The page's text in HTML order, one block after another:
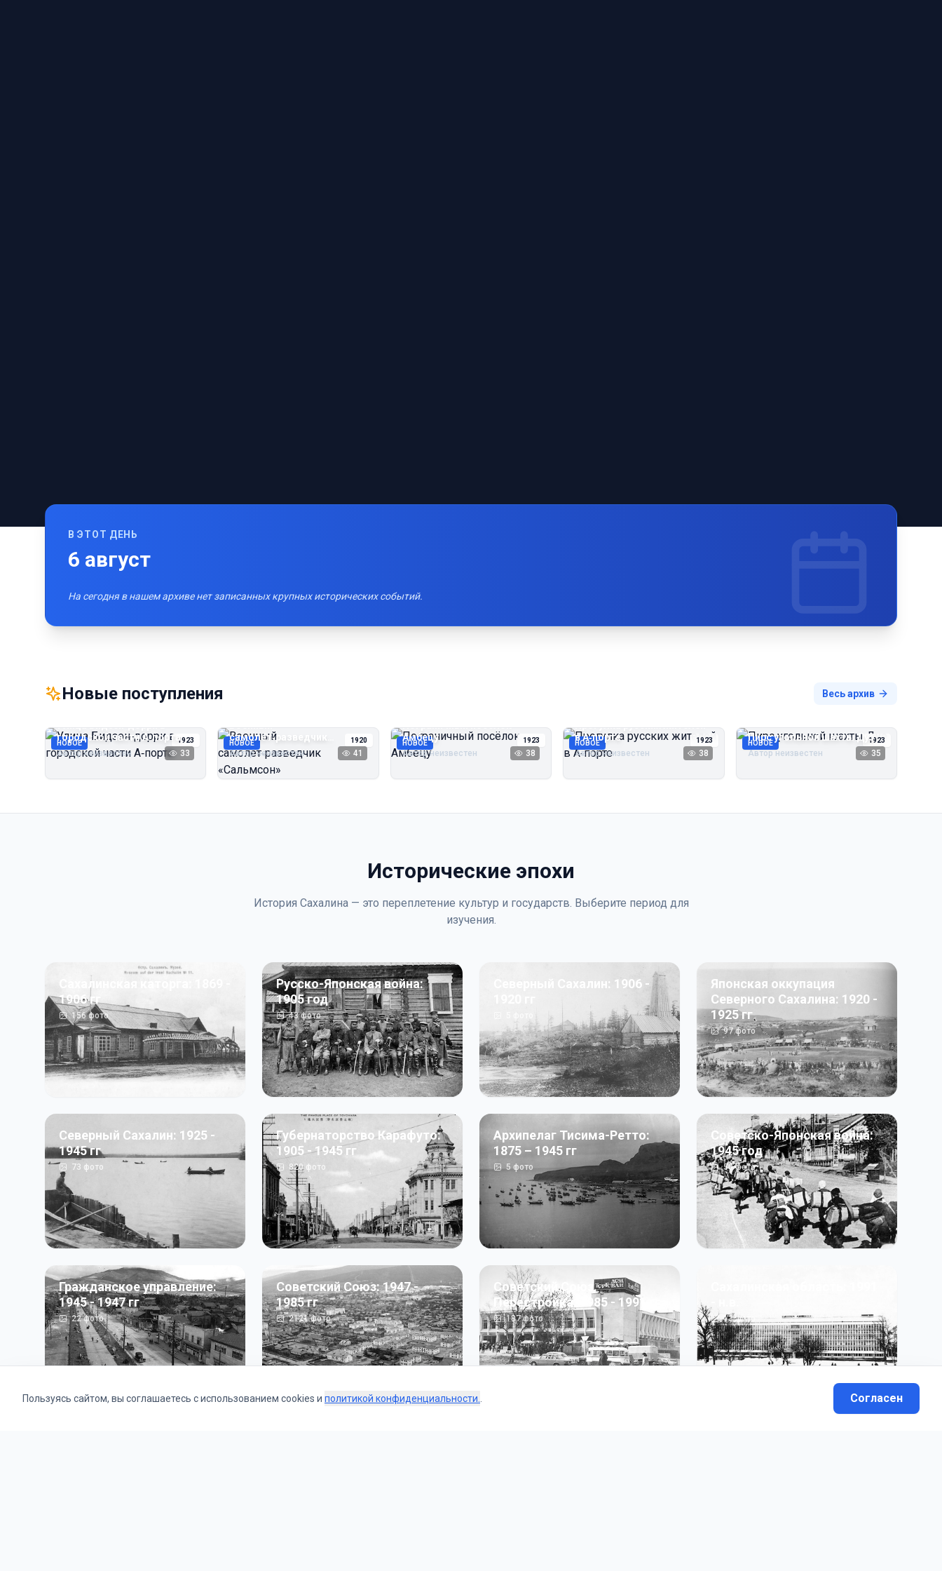
В ЭТОТ ДЕНЬ
6 август
На сегодня в нашем архиве нет записанных крупных исторических событий.
Новые поступления Весь архив
НОВОЕ 1923
Улица Бидзэн‑дорри в
городской части А‑порта
Автор неизвестен 33
НОВОЕ 1920
Военный
самолёт‑разведчик
«Сальмсон»
Автор неизвестен 41
НОВОЕ 1923
Пограничный посёлок
Амбецу
Автор неизвестен 38
НОВОЕ 1923
Прогулка русских жителей
в А‑порте
Автор неизвестен 38
НОВОЕ 1923
Пирс угольной шахты Дуэ
Автор неизвестен 35
Исторические эпохи
История Сахалина — это переплетение культур и государств. Выберите период для
изучения.
Сахалинская каторга: 1869 -
1906 гг
156фото
Русско-Японская война:
1905 год
43фото
Северный Сахалин: 1906 -
Японская оккупация
Северного Сахалина: 1920 -
1925 гг
97фото
Северный Сахалин: 1925 -
1945 гг
73 фото
Губернаторство Карафуто:
1905 - 1945 гг
820фото
Архипелаг Тисима-Ретто:
1875 – 1945 гг
5фото
Советско-Японская война:
1945 год
50фото
Гражданское управление:
1945 - 1947 гг
22фото
Советский Союз: 1947 -
1985 гг
2121фото
Советский Союз.
Перестройка: 1985 - 1991 гг
187фото 13фото
Пользуясь сайтом, вы соглашаетесь с использованием cookies и политикой конфиденциальности. Согласен